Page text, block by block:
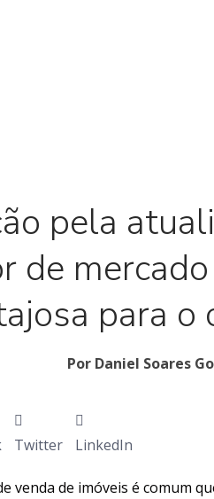
pela
de
para o
Por Daniel Soares
Twitter LinkedIn
venda de imóveis é comum